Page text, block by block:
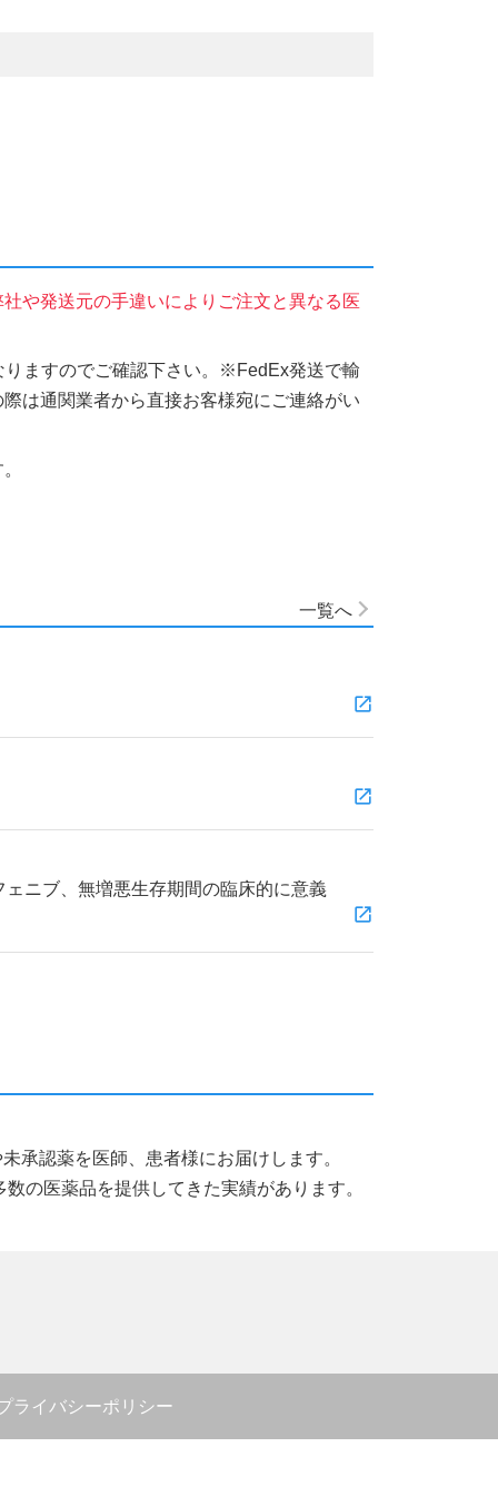
や発送元の手違いによりご注文と異なる医
ますのでご確認下さい。※FedEx発送で輸
は通関業者から直接お客様宛にご連絡がい
一覧へ
ニブ、無増悪生存期間の臨床的に意義
承認薬を医師、患者様にお届けします。
の医薬品を提供してきた実績があります。
ライバシーポリシー